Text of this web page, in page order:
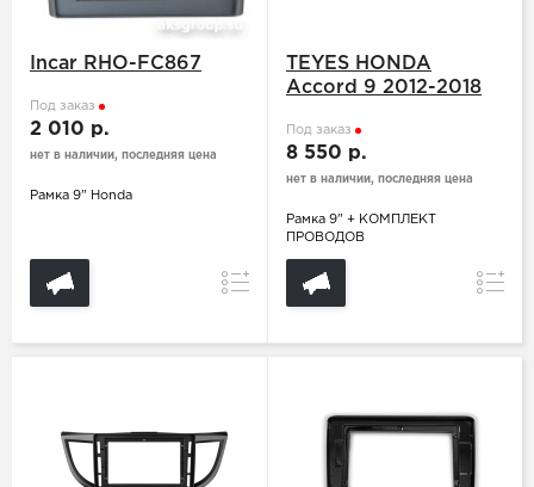
Incar RHO-FC867
Под заказ
2 010 р.
нет в наличии, последняя цена
Рамка 9" Honda
Сравнение
TEYES HONDA
Accord 9 2012-2018
Под заказ
8 550 р.
нет в наличии, последняя цена
Рамка 9" + КОМПЛЕКТ
ПРОВОДОВ